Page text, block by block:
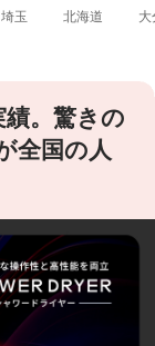
埼玉 北海道 大
。驚きの
全国の人